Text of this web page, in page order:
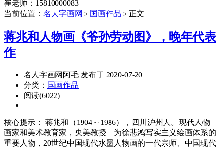
崔老师：15810000083
当前位置： 名人字画网 > 国画作品 > 正文
蒋兆和人物画《爷孙劳动图》，晚年代表
作
名人字画网阿毛 发布于 2020-07-20
分类： 国画作品
阅读(6022)
核心提示： 蒋兆和（1904～1986），四川沪州人。现代人物
画家和美术教育家，央美教授，为徐悲鸿写实主义绘画体系的
重要人物，20世纪中国现代水墨人物画的一代宗师、中国现代